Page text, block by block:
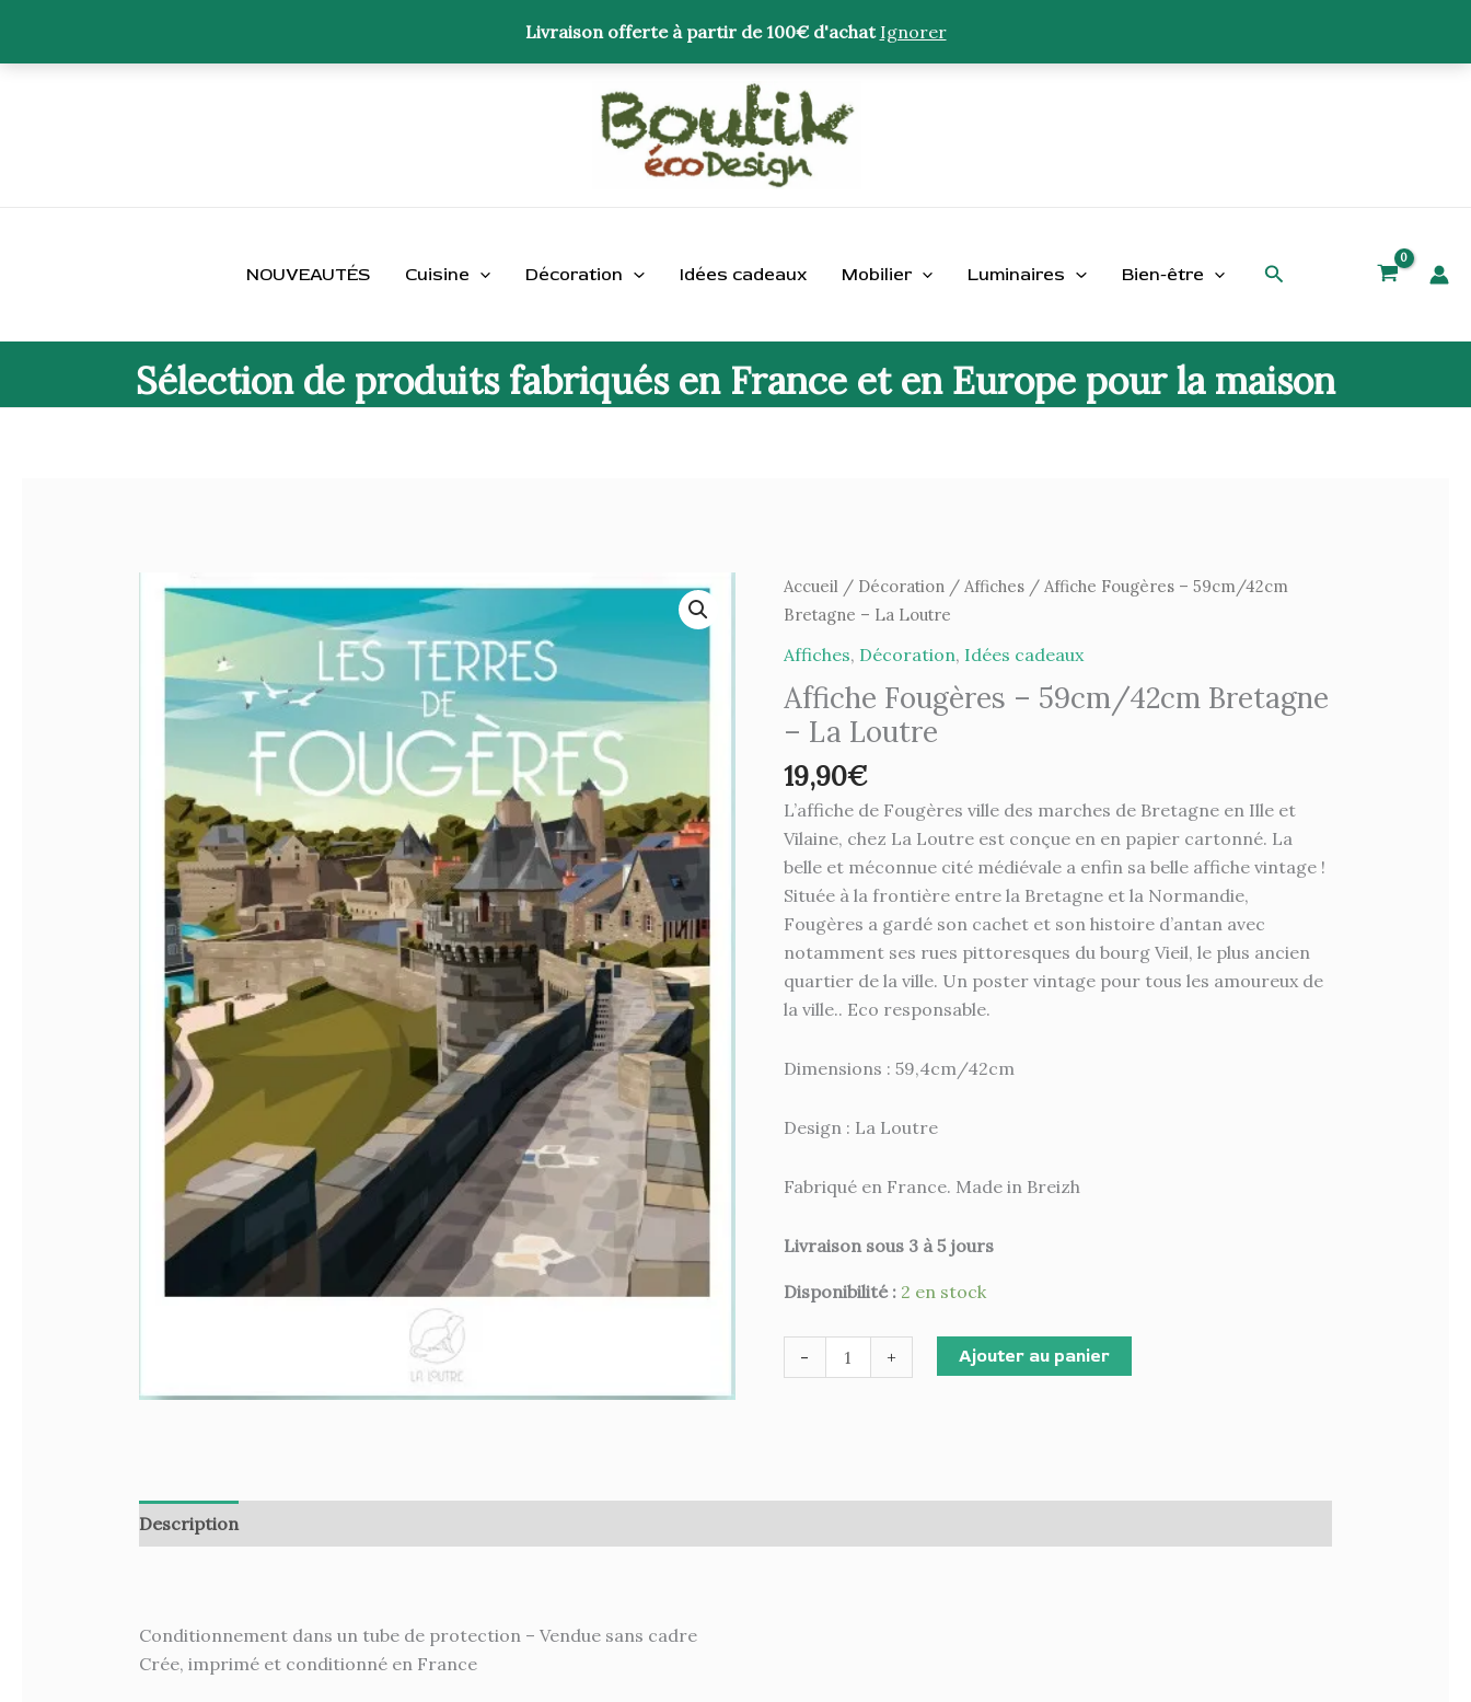
Livraison offerte à partir de 100€ d'achat Ignorer
contenu
NOUVEAUTÉS Cuisine Décoration Idées cadeaux Mobilier Luminaires Bien-être Rechercher
Sélection de produits fabriqués en France et en Europe pour la maison
Accueil/ Décoration/ Affiches/ Affiche Fougères – 59cm/42cm
Bretagne – La Loutre
Affiches, Décoration, Idées cadeaux
Affiche Fougères – 59cm/42cm Bretagne
– La Loutre
19,90€
L’affiche de Fougères ville des marches de Bretagne en Ille et
Vilaine, chez La Loutre est conçue en en papier cartonné. La
belle et méconnue cité médiévale a enfin sa belle affiche vintage !
Située à la frontière entre la Bretagne et la Normandie,
Fougères a gardé son cachet et son histoire d’antan avec
notamment ses rues pittoresques du bourg Vieil, le plus ancien
quartier de la ville. Un poster vintage pour tous les amoureux de
la ville.. Eco responsable.
Dimensions : 59,4cm/42cm
Design : La Loutre
Fabriqué en France. Made in Breizh
Livraison sous 3 à 5 jours
Disponibilité : 2 en stock
-
quantité
de
Affiche
Fougères
-
59cm/42cm
-
La
Loutre
+ Ajouter au panier
Description
Conditionnement dans un tube de protection – Vendue sans cadre
Crée, imprimé et conditionné en France